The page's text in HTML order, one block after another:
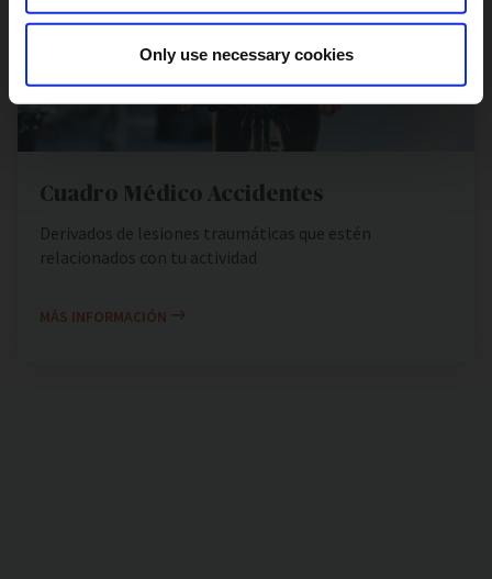
Only use necessary cookies
Cuadro Médico Accidentes
Derivados de lesiones traumáticas que estén
relacionados con tu actividad
MÁS INFORMACIÓN